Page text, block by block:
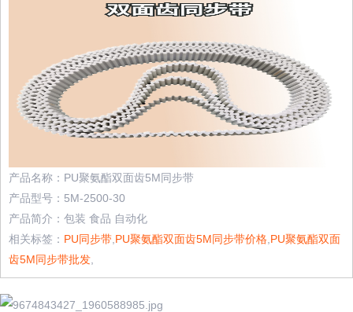
产品名称：PU聚氨酯双面齿5M同步带
产品型号：5M-2500-30
产品简介：包装 食品 自动化
相关标签： PU同步带 PU聚氨酯双面齿5M同步带价格 PU聚氨酯双面
齿5M同步带批发